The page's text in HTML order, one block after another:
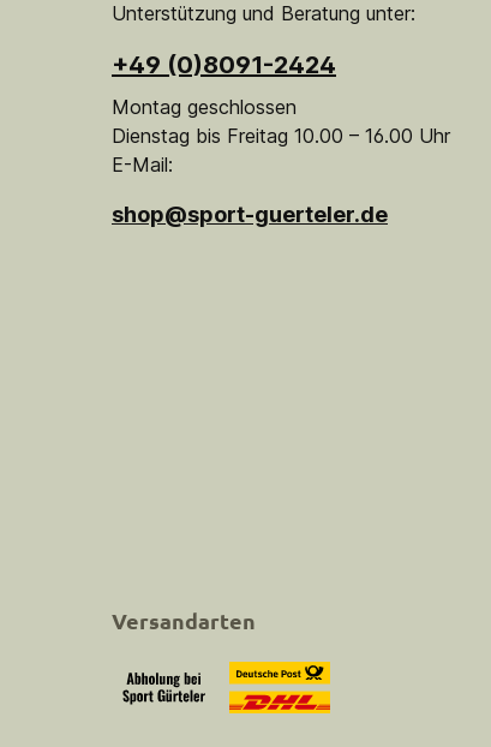
Unterstützung und Beratung unter:
+49 (0)8091-2424
Montag geschlossen
Dienstag bis Freitag 10.00 – 16.00 Uhr
E-Mail:
shop@sport-guerteler.de
Versandarten